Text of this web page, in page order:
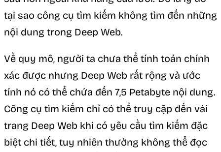
tại sao công cụ tìm kiếm không tìm đến những
nội dung trong Deep Web.
Về quy mô, người ta chưa thể tính toán chính
xác được nhưng Deep Web rất rộng và ước
tính nó có thể chứa đến 7,5 Petabyte nội dung.
Công cụ tìm kiếm chỉ có thể truy cập đến vài
trang Deep Web khi có yêu cầu tìm kiếm đặc
biệt chi tiết, tuy nhiên thường không thể đọc